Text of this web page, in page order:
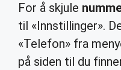
For å skjule
til «Innstillinger».
«Telefon» fra
på siden til du